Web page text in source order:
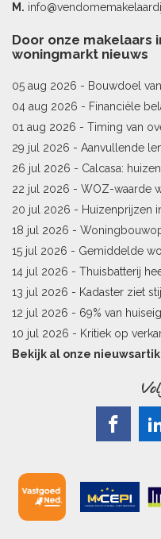
M.
Door onze makelaars
woningmarkt nieuws
05 aug 2026 - Bouwdoel
bereik
04 aug 2026 - Financiële
01 aug 2026 - Timing van
woningprijs
29 jul 2026 - Aanvullende
starters
26 jul 2026 - Calcasa:
sneller meer waard
22 jul 2026 - WOZ-waarde
Limburg en Pekela
20 jul 2026 - Huizenprijzen
woningverkopen
18 jul 2026 -
vergunningen
15 jul 2026 - Gemiddelde
14 jul 2026 - Thuisbatterij
energielabel
13 jul 2026 - Kadaster ziet
kopers
12 jul 2026 - 69% van
hypotheekaflossing
10 jul 2026 - Kritiek op
alternatieven stijgt
Bekijk al onze